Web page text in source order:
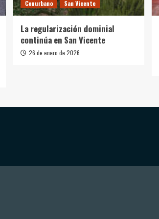
Conurbano San Vicente
La regularización dominial
continúa en San Vicente
26 de enero de 2026